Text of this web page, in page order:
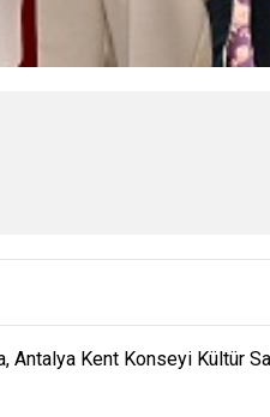
Kent Konseyi Kültür